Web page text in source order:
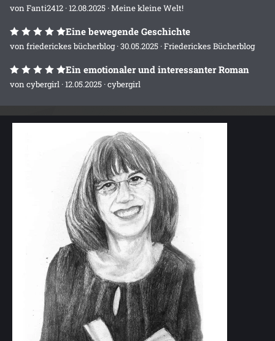
vonFanti2412 · 12.08.2025 ·Meine kleine Welt!
Eine bewegende Geschichte
vonfriederickes bücherblog· 30.05.2025 ·Friederickes Bücherblog
Ein emotionaler und interessanter Roman
voncybergirl · 12.05.2025 ·cybergirl